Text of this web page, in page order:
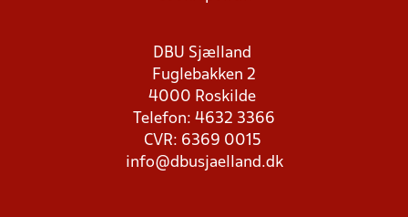
DBU Sjælland
Fuglebakken 2
4000 Roskilde
Telefon: 4632 3366
CVR: 6369 0015
info@dbusjaelland.dk